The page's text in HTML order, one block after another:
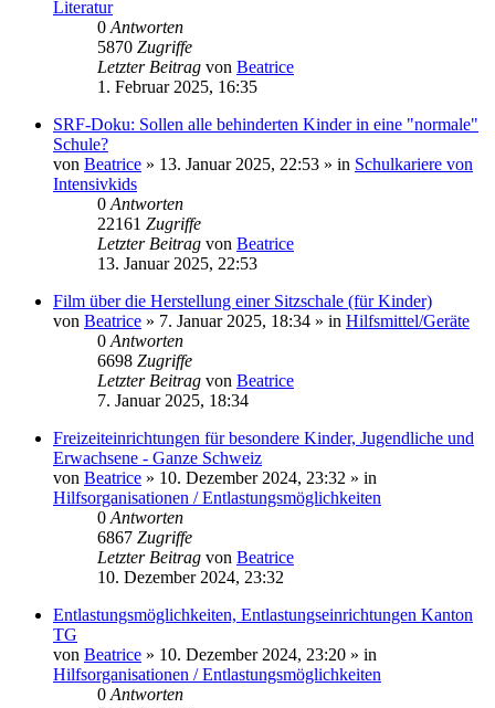
Literatur
0 Antworten
5870 Zugriffe
Letzter Beitrag von Beatrice
1. Februar 2025, 16:35
SRF-Doku: Sollen alle behinderten Kinder in eine "normale"
Schule?
von Beatrice » 13. Januar 2025, 22:53 » in Schulkariere von
Intensivkids
0 Antworten
22161 Zugriffe
Letzter Beitrag von Beatrice
13. Januar 2025, 22:53
Film über die Herstellung einer Sitzschale (für Kinder)
von Beatrice » 7. Januar 2025, 18:34 » in Hilfsmittel/Geräte
0 Antworten
6698 Zugriffe
Letzter Beitrag von Beatrice
7. Januar 2025, 18:34
Freizeiteinrichtungen für besondere Kinder, Jugendliche und
Erwachsene - Ganze Schweiz
von Beatrice » 10. Dezember 2024, 23:32 » in
Hilfsorganisationen / Entlastungsmöglichkeiten
0 Antworten
6867 Zugriffe
Letzter Beitrag von Beatrice
10. Dezember 2024, 23:32
Entlastungsmöglichkeiten, Entlastungseinrichtungen Kanton
TG
von Beatrice » 10. Dezember 2024, 23:20 » in
Hilfsorganisationen / Entlastungsmöglichkeiten
0 Antworten